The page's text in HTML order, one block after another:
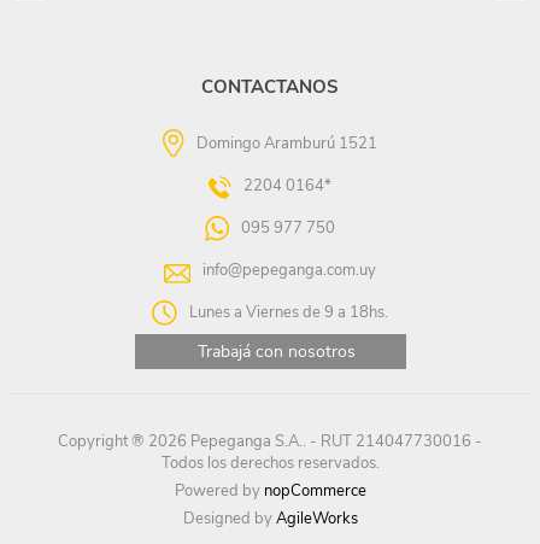
CONTACTANOS
Domingo Aramburú 1521
2204 0164*
095 977 750
info@pepeganga.com.uy
Lunes a Viernes de 9 a 18hs.
Trabajá con nosotros
Copyright ® 2026 Pepeganga S.A.. - RUT 214047730016 -
Todos los derechos reservados.
Powered by nopCommerce
Designed byAgileWorks